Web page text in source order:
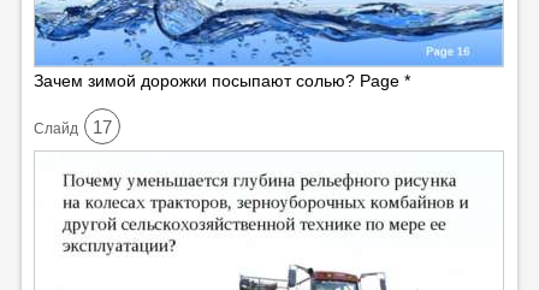
Зачем зимой дорожки посыпают солью? Page *
Cлайд 17